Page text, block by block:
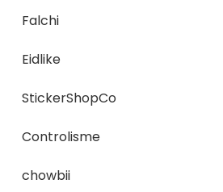
Falchi
Eidlike
StickerShopCo
Controlisme
chowbii